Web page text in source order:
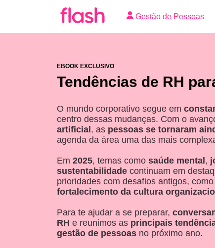
Gestão de Pessoas
EBOOK EXCLUSIVO
Tendências de RH
O mundo corporativo segue em
centro dessas mudanças. Com o
artificial, as pessoas se tornaram
agenda da área uma das mais
Em 2025, temas como saúde mental,
sustentabilidadecontinuam em
prioridades com desafios antigos,
fortalecimento da cultura
Para te ajudar a se preparar,
RH e reunimos as principais
gestão de pessoasno próximo ano.